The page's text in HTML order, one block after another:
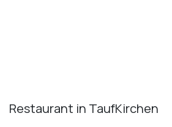
Restaurant in TaufKirchen